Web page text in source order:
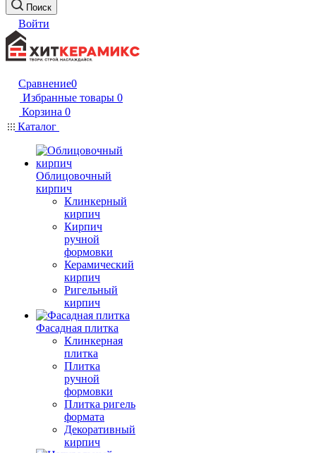
Поиск
Войти
Сравнение0
Избранные товары 0
Корзина 0
Каталог
Облицовочный
кирпич
Клинкерный
кирпич
Кирпич
ручной
формовки
Керамический
кирпич
Ригельный
кирпич
Фасадная плитка
Клинкерная
плитка
Плитка
ручной
формовки
Плитка ригель
формата
Декоративный
кирпич